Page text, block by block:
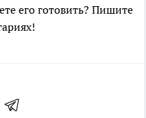
его готовить? Пишите